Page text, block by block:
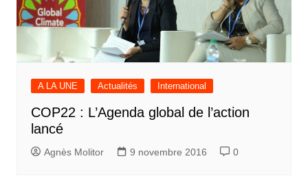
A LA UNE Actualités International
COP22 : L’Agenda global de l’action
lancé
Agnès Molitor 9 novembre 2016 0